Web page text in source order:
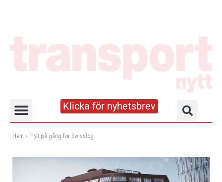
Klicka för nyhetsbrev
Hem » Flytt på gång för Swisslog